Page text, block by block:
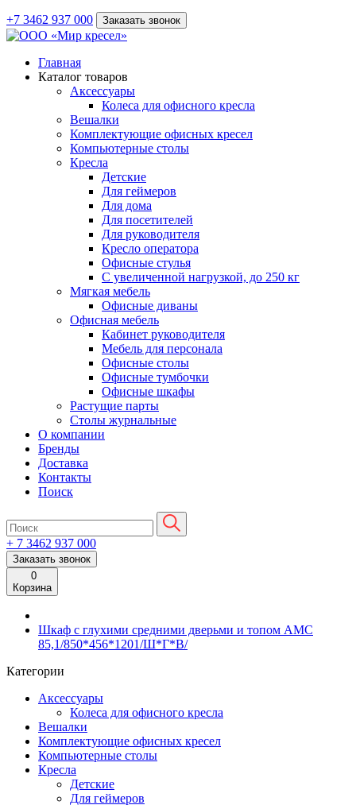
+7 3462 937 000 Заказать звонок
Главная
Каталог товаров
Аксессуары
Колеса для офисного кресла
Вешалки
Комплектующие офисных кресел
Компьютерные столы
Кресла
Детские
Для геймеров
Для дома
Для посетителей
Для руководителя
Кресло оператора
Офисные стулья
С увеличенной нагрузкой, до 250 кг
Мягкая мебель
Офисные диваны
Офисная мебель
Кабинет руководителя
Мебель для персонала
Офисные столы
Офисные тумбочки
Офисные шкафы
Растущие парты
Столы журнальные
О компании
Бренды
Доставка
Контакты
Поиск
+ 7 3462 937 000
Заказать звонок
0
Корзина
Шкаф с глухими средними дверьми и топом АМС
85,1/850*456*1201/Ш*Г*В/
Категории
Аксессуары
Колеса для офисного кресла
Вешалки
Комплектующие офисных кресел
Компьютерные столы
Кресла
Детские
Для геймеров